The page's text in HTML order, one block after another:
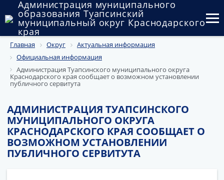
Администрация муниципального
образования Туапсинский
муниципальный округ Краснодарского
края
Округ
Администрация
Муниципальные закупки
Государственный и муниципальный контроль
Муниципальное имущество
Публичные слушания и общественные обсуждения
Главная Округ
Актуальная информация
Официальная информация
Администрация Туапсинского муниципального округа
Краснодарского края сообщает о возможном установлении
публичного сервитута
АДМИНИСТРАЦИЯ ТУАПСИНСКОГО
МУНИЦИПАЛЬНОГО ОКРУГА
КРАСНОДАРСКОГО КРАЯ СООБЩАЕТ О
ВОЗМОЖНОМ УСТАНОВЛЕНИИ
ПУБЛИЧНОГО СЕРВИТУТА